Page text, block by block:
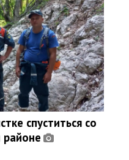
спуститься со
районе